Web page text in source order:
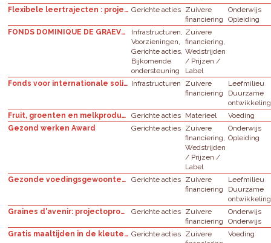
Flexibele leertrajecten : projectoproep Gerichte acties Zuivere
financiering
Onderwijs
Opleiding
FONDS DOMINIQUE DE GRAEVE - 2022 - veiligheid van kinderen (van 0 tot 12 jaar) in het verkeer
Infrastructuren,
Voorzieningen,
Gerichte acties,
Bijkomende
ondersteuning
Zuivere
financiering,
Wedstrijden
/ Prijzen /
Label
Fonds voor internationale solidariteit: Projectoproep Infrastructuren
Zuivere
financiering
Leefmilieu
Duurzame
ontwikkeling
Fruit, groenten en melkproducten op school? Ja, natuurlijk!
Gerichte acties Materieel
Voeding
Gezond werken Award
Gerichte acties Zuivere
financiering,
Wedstrijden
/ Prijzen /
Label
Onderwijs
Opleiding
Gezonde voedingsgewoonten en voldoende lichaamsbeweging: projectoproep Gerichte acties Zuivere
financiering
Leefmilieu
Duurzame
ontwikkeling
Graines d'avenir: projectoproep
Gerichte acties Zuivere
financiering
Onderwijs
Onderwijs
Gratis maaltijden in de kleuterscholen: projectoproep Gerichte acties Zuivere
Voeding